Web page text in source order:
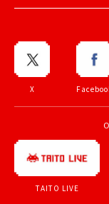
X
TAITO LIVE